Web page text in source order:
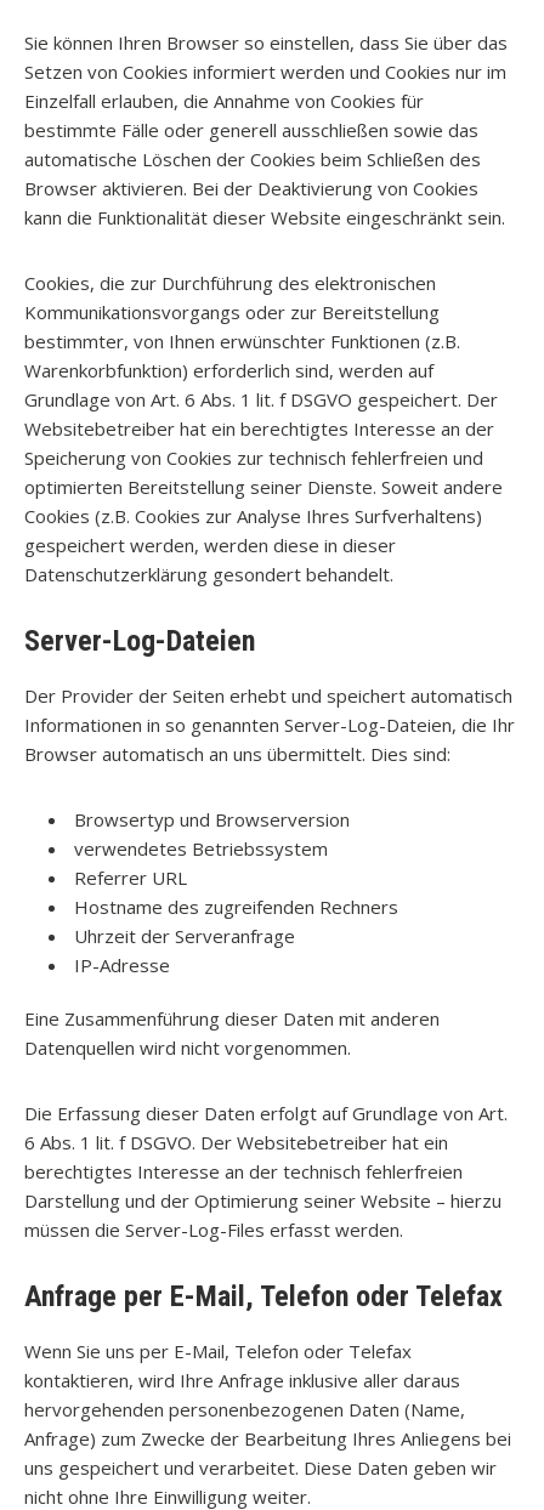
Sie können Ihren Browser so einstellen, dass Sie über das
Setzen von Cookies informiert werden und Cookies nur im
Einzelfall erlauben, die Annahme von Cookies für
bestimmte Fälle oder generell ausschließen sowie das
automatische Löschen der Cookies beim Schließen des
Browser aktivieren. Bei der Deaktivierung von Cookies
kann die Funktionalität dieser Website eingeschränkt sein.
Cookies, die zur Durchführung des elektronischen
Kommunikationsvorgangs oder zur Bereitstellung
bestimmter, von Ihnen erwünschter Funktionen (z.B.
Warenkorbfunktion) erforderlich sind, werden auf
Grundlage von Art. 6 Abs. 1 lit. f DSGVO gespeichert. Der
Websitebetreiber hat ein berechtigtes Interesse an der
Speicherung von Cookies zur technisch fehlerfreien und
optimierten Bereitstellung seiner Dienste. Soweit andere
Cookies (z.B. Cookies zur Analyse Ihres Surfverhaltens)
gespeichert werden, werden diese in dieser
Datenschutzerklärung gesondert behandelt.
Server-Log-Dateien
Der Provider der Seiten erhebt und speichert automatisch
Informationen in so genannten Server-Log-Dateien, die Ihr
Browser automatisch an uns übermittelt. Dies sind:
Browsertyp und Browserversion
verwendetes Betriebssystem
Referrer URL
Hostname des zugreifenden Rechners
Uhrzeit der Serveranfrage
IP-Adresse
Eine Zusammenführung dieser Daten mit anderen
Datenquellen wird nicht vorgenommen.
Die Erfassung dieser Daten erfolgt auf Grundlage von Art.
6 Abs. 1 lit. f DSGVO. Der Websitebetreiber hat ein
berechtigtes Interesse an der technisch fehlerfreien
Darstellung und der Optimierung seiner Website – hierzu
müssen die Server-Log-Files erfasst werden.
Anfrage per E-Mail, Telefon oder Telefax
Wenn Sie uns per E-Mail, Telefon oder Telefax
kontaktieren, wird Ihre Anfrage inklusive aller daraus
hervorgehenden personenbezogenen Daten (Name,
Anfrage) zum Zwecke der Bearbeitung Ihres Anliegens bei
uns gespeichert und verarbeitet. Diese Daten geben wir
nicht ohne Ihre Einwilligung weiter.